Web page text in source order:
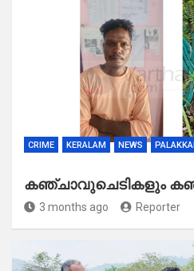
CRIME KERALAM NEWS
കഞ്ചാവുചെടികളും
3 months ago Reporter